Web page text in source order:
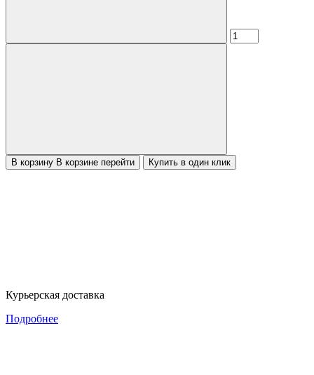
В корзину В корзине перейти Купить в один клик
Курьерская доставка
Подробнее